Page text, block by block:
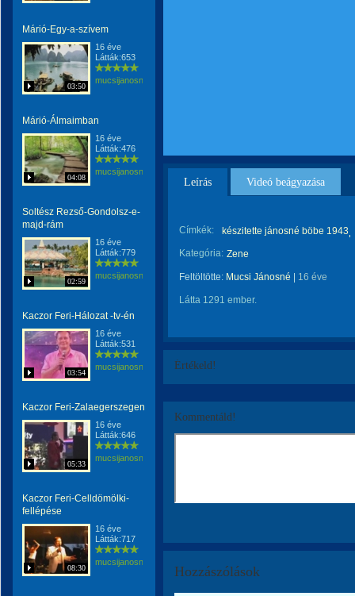
Márió-Egy-a-szívem
03:50
16 éve
Látták:653
mucsijanosne
Márió-Álmaimban
04:08
16 éve
Látták:476
mucsijanosne
Soltész Rezső-Gondolsz-e-
majd-rám
02:59
16 éve
Látták:779
mucsijanosne
Kaczor Feri-Hálozat -tv-én
03:54
16 éve
Látták:531
mucsijanosne
Kaczor Feri-Zalaegerszegen
05:33
16 éve
Látták:646
mucsijanosne
Kaczor Feri-Celldömölki-
fellépése
08:30
16 éve
Látták:717
mucsijanosne
Leírás Videó beágyazása
Címkék:
készitette jánosné böbe 1943
Kategória: Zene
Feltöltötte: Mucsi Jánosné 16 éve
Látta 1291 ember.
Értékeld!
Kommentáld!
Hozzászólások